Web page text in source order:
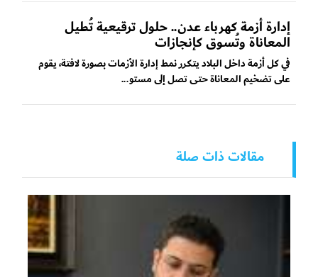
إدارة أزمة كهرباء عدن.. حلول ترقيعية تُطيل
المعاناة وتُسوق كإنجازات
في كل أزمة داخل البلاد يتكرر نمط إدارة الأزمات بصورة لافتة، يقوم
على تضخيم المعاناة حتى تصل إلى مستو...
مقالات ذات صلة